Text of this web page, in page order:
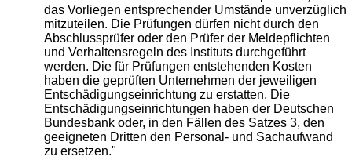
das Vorliegen entsprechender Umstände unverzüglich
mitzuteilen. Die Prüfungen dürfen nicht durch den
Abschlussprüfer oder den Prüfer der Meldepflichten
und Verhaltensregeln des Instituts durchgeführt
werden. Die für Prüfungen entstehenden Kosten
haben die geprüften Unternehmen der jeweiligen
Entschädigungseinrichtung zu erstatten. Die
Entschädigungseinrichtungen haben der Deutschen
Bundesbank oder, in den Fällen des Satzes 3, den
geeigneten Dritten den Personal- und Sachaufwand
zu ersetzen."